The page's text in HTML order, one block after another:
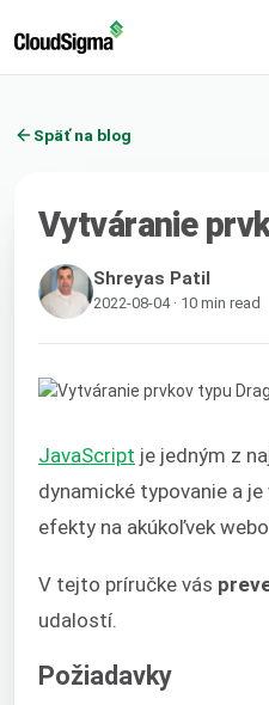
Späť na blog
Vytváranie
Shreyas Patil
2022-08-04 · 10 min read
JavaScript je jedným z
dynamické typovanie a
efekty na akúkoľvek
V tejto príručke vás
udalostí.
Požiadavky